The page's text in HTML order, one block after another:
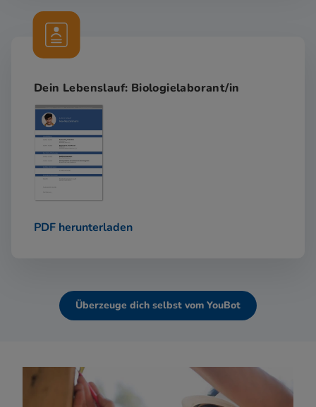
Dein Lebenslauf: Biologielaborant/in
PDF herunterladen
Überzeuge dich selbst vom YouBot